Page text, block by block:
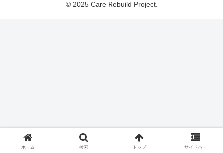
© 2025 Care Rebuild Project.
ホーム 検索 トップ サイドバー